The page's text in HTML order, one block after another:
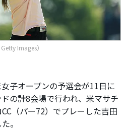
Images）
子オープンの予選会が11日に
の計8会場で行われ、米マサチ
（パー72）でプレーした吉田
。